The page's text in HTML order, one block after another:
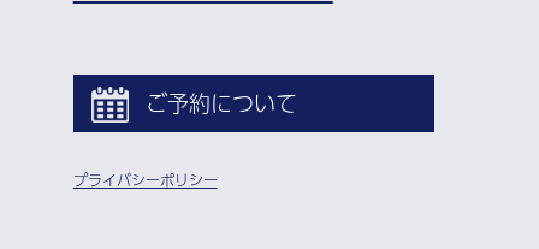
ご予約について
プライバシーポリシー